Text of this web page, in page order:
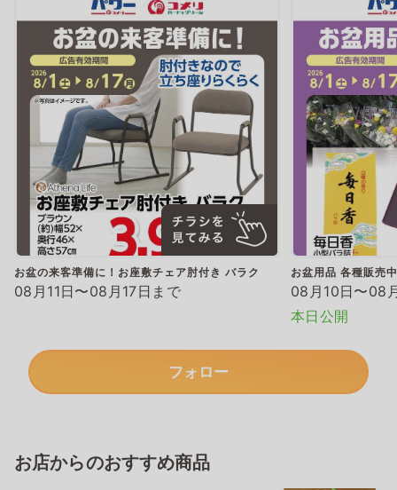
お盆の来客準備に！お座敷チェア肘付き バラク
08月11日〜08月17日まで
お盆用品 各種販売中
08月10日〜08
本日公開
フォロー
お店からのおすすめ商品